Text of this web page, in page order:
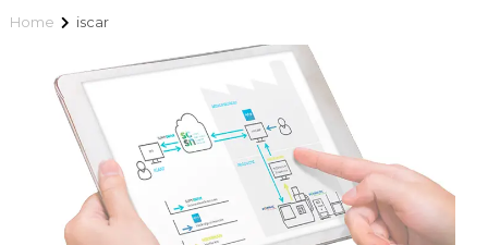
Home iscar